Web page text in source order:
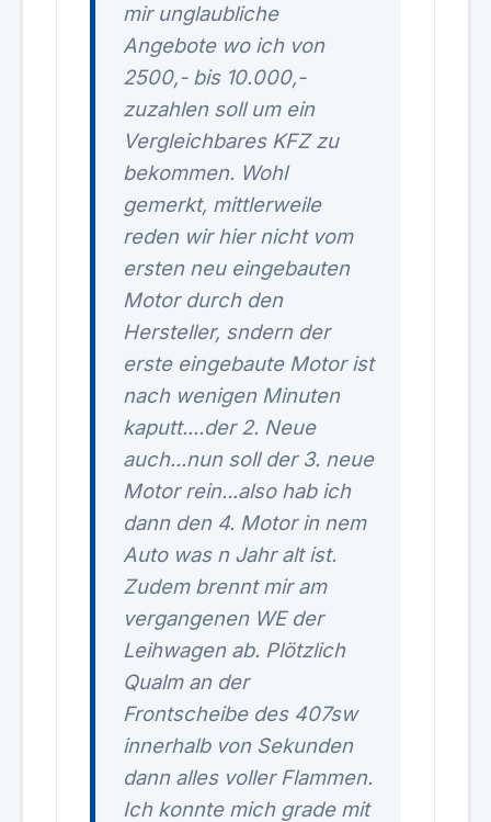
mir unglaubliche
Angebote wo ich von
2500,- bis 10.000,-
zuzahlen soll um ein
Vergleichbares KFZ zu
bekommen. Wohl
gemerkt, mittlerweile
reden wir hier nicht vom
ersten neu eingebauten
Motor durch den
Hersteller, sndern der
erste eingebaute Motor ist
nach wenigen Minuten
kaputt....der 2. Neue
auch...nun soll der 3. neue
Motor rein...also hab ich
dann den 4. Motor in nem
Auto was n Jahr alt ist.
Zudem brennt mir am
vergangenen WE der
Leihwagen ab. Plötzlich
Qualm an der
Frontscheibe des 407sw
innerhalb von Sekunden
dann alles voller Flammen.
Ich konnte mich grade mit